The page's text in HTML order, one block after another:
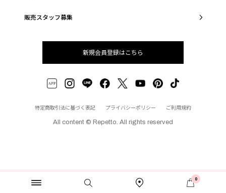
0
販売スタッフ募集
新規会員登録はこちら
特定商取引法に基づく表記 プライバシーポリシー ご利用規約
All content © Repetto. All rights reserved